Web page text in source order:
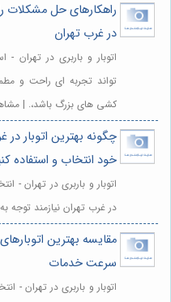
راهکارهای حل مشکلات
در غرب تهران
اتوبار و باربری در تهران
تواند تجربه ای راحت و
کشی های بزرگ باشد،. |
چگونه بهترین اتوبار در
خود انتخاب و استفاده
اتوبار و باربری در تهران -
در غرب تهران نیازمند
مقایسه بهترین
سرعت خدمات
اتوبار و باربری در تهران -